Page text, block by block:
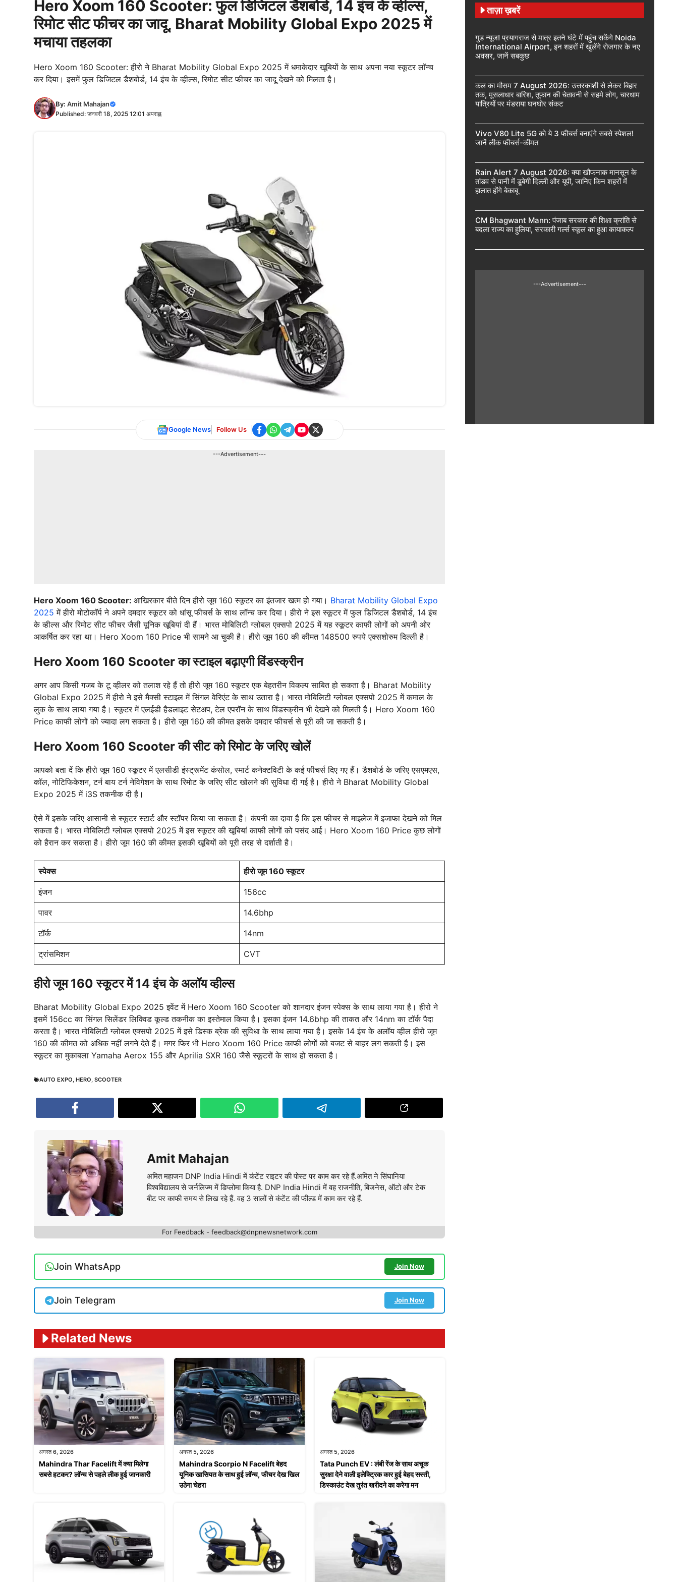
Hero Xoom 160 Scooter: फुल डिजिटल डैशबोर्ड, 14 इंच के व्हील्स,
रिमोट सीट फीचर का जादू, Bharat Mobility Global Expo 2025 में
मचाया तहलका
Hero Xoom 160 Scooter: हीरो ने Bharat Mobility Global Expo 2025 में धमाकेदार खूबियों के साथ अपना नया स्कूटर लॉन्च
कर दिया। इसमें फुल डिजिटल डैशबोर्ड, 14 इंच के व्हील्स, रिमोट सीट फीचर का जादू देखने को मिलता है।
By: Amit Mahajan
Published: जनवरी 18, 2025 12:01 अपराह्न
Google News Follow Us
---Advertisement---
Hero Xoom 160 Scooter: आखिरकार बीते दिन हीरो जूम 160 स्कूटर का इंतजार खत्म हो गया। Bharat Mobility Global Expo
2025में हीरो मोटोकॉर्प ने अपने दमदार स्कूटर को धांसू फीचर्स के साथ लॉन्च कर दिया। हीरो ने इस स्कूटर में फुल डिजिटल डैशबोर्ड, 14 इंच
के व्हील्स और रिमोट सीट फीचर जैसी यूनिक खूबियां दी हैं। भारत मोबिलिटी ग्लोबल एक्सपो 2025 में यह स्कूटर काफी लोगों को अपनी ओर
आकर्षित कर रहा था। Hero Xoom 160 Price भी सामने आ चुकी है। हीरो जूम 160 की कीमत 148500 रुपये एक्सशोरुम दिल्ली है।
Hero Xoom 160 Scooter का स्टाइल बढ़ाएगी विंडस्क्रीन
अगर आप किसी गजब के टू व्हीलर को तलाश रहे हैं तो हीरो जूम 160 स्कूटर एक बेहतरीन विकल्प साबित हो सकता है। Bharat Mobility
Global Expo 2025 में हीरो ने इसे मैक्सी स्टाइल में सिंगल वेरिएंट के साथ उतारा है। भारत मोबिलिटी ग्लोबल एक्सपो 2025 में कमाल के
लुक के साथ लाया गया है। स्कूटर में एलईडी हैडलाइट सेटअप, टेल एपरॉन के साथ विंडस्क्रीन भी देखने को मिलती है। Hero Xoom 160
Price काफी लोगों को ज्यादा लग सकता है। हीरो जूम 160 की कीमत इसके दमदार फीचर्स से पूरी की जा सकती है।
Hero Xoom 160 Scooter की सीट को रिमोट के जरिए खोलें
आपको बता दें कि हीरो जूम 160 स्कूटर में एलसीडी इंस्ट्रूमेंट कंसोल, स्मार्ट कनेक्टविटी के कई फीचर्स दिए गए हैं। डैशबोर्ड के जरिए एसएमएस,
कॉल, नोटिफिकेशन, टर्न बाय टर्न नेविगेशन के साथ रिमोट के जरिए सीट खोलने की सुविधा दी गई है। हीरो ने Bharat Mobility Global
Expo 2025 में i3S तकनीक दी है।
ऐसे में इसके जरिए आसानी से स्कूटर स्टार्ट और स्टॉपर किया जा सकता है। कंपनी का दावा है कि इस फीचर से माइलेज में इजाफा देखने को मिल
सकता है। भारत मोबिलिटी ग्लोबल एक्सपो 2025 में इस स्कूटर की खूबियां काफी लोगों को पसंद आई। Hero Xoom 160 Price कुछ लोगों
को हैरान कर सकता है। हीरो जूम 160 की कीमत इसकी खूबियों को पूरी तरह से दर्शाती है।
स्पेक्स हीरो जूम 160 स्कूटर
इंजन 156cc
पावर 14.6bhp
टॉर्क 14nm
ट्रांसमिशन CVT
हीरो जूम 160 स्कूटर में 14 इंच के अलॉय व्हील्स
Bharat Mobility Global Expo 2025 इवेंट में Hero Xoom 160 Scooter को शानदार इंजन स्पेक्स के साथ लाया गया है। हीरो ने
इसमें 156cc का सिंगल सिलेंडर लिक्विड कूल्ड तकनीक का इस्तेमाल किया है। इसका इंजन 14.6bhp की ताकत और 14nm का टॉर्क पैदा
करता है। भारत मोबिलिटी ग्लोबल एक्सपो 2025 में इसे डिस्क ब्रेक की सुविधा के साथ लाया गया है। इसके 14 इंच के अलॉय व्हील हीरो जूम
160 की कीमत को अधिक नहीं लगने देते हैं। मगर फिर भी Hero Xoom 160 Price काफी लोगों को बजट से बाहर लग सकती है। इस
स्कूटर का मुकाबला Yamaha Aerox 155 और Aprilia SXR 160 जैसे स्कूटरों के साथ हो सकता है।
AUTO EXPO, HERO, SCOOTER
Amit Mahajan
अमित महाजन DNP India Hindi में कंटेंट राइटर की पोस्ट पर काम कर रहे हैं.अमित ने सिंघानिया
विश्वविद्यालय से जर्नलिज्म में डिप्लोमा किया है. DNP India Hindi में वह राजनीति, बिजनेस, ऑटो और टेक
बीट पर काफी समय से लिख रहे हैं. वह 3 सालों से कंटेंट की फील्ड में काम कर रहे हैं.
For Feedback - feedback@dnpnewsnetwork.com
Join WhatsApp Join Now
Join Telegram Join Now
Related News
अगस्त 6, 2026
Mahindra Thar Facelift में क्या मिलेगा
सबसे हटकर? लॉन्च से पहले लीक हुई जानकारी
अगस्त 5, 2026
Mahindra Scorpio N Facelift बेहद
यूनिक खासियत के साथ हुई लॉन्च, फीचर देख खिल
उठेगा चेहरा
अगस्त 5, 2026
Tata Punch EV : लंबी रेंज के साथ अचूक
सुरक्षा देने वाली इलेक्ट्रिक कार हुई बेहद सस्ती,
डिस्काउंट देख तुरंत खरीदने का करेगा मन
ताज़ा ख़बरें
गुड न्यूज! प्रयागराज से मात्र इतने घंटे में पहुंच सकेंगे Noida
International Airport, इन शहरों में खुलेंगे रोजगार के नए
अवसर, जानें सबकुछ
कल का मौसम 7 August 2026: उत्तरकाशी से लेकर बिहार
तक, मूसलाधार बारिश, तूफान की चेतावनी से सहमे लोग, चारधाम
यात्रियों पर मंडराया घनघोर संकट
Vivo V80 Lite 5G को ये 3 फीचर्स बनाएंगे सबसे स्पेशल!
जानें लीक फीचर्स-कीमत
Rain Alert 7 August 2026: क्या खौफनाक मानसून के
तांडव से पानी में डूबेगी दिल्ली और यूपी, जानिए किन शहरों में
हालात होंगे बेकाबू
CM Bhagwant Mann: पंजाब सरकार की शिक्षा क्रांति से
बदला राज्य का हुलिया, सरकारी गर्ल्स स्कूल का हुआ कायाकल्प
---Advertisement---